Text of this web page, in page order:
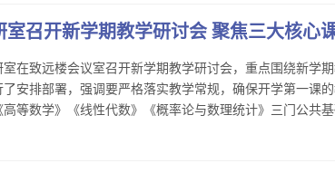
室召开新学期教学研讨会 聚焦三大核心
在致远楼会议室召开新学期教学研讨会，重点围绕新学
安排部署，强调要严格落实教学常规，确保开学第一课
等数学》《线性代数》《概率论与数理统计》三门公共